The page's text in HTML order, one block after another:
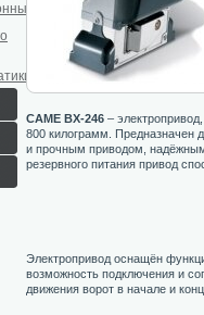
CAME BX-246 –
800 килограмм. Предназначен
и прочным приводом, надёжным
резервного питания привод
Электропривод оснащён
возможность подключения и
движения ворот в начале и